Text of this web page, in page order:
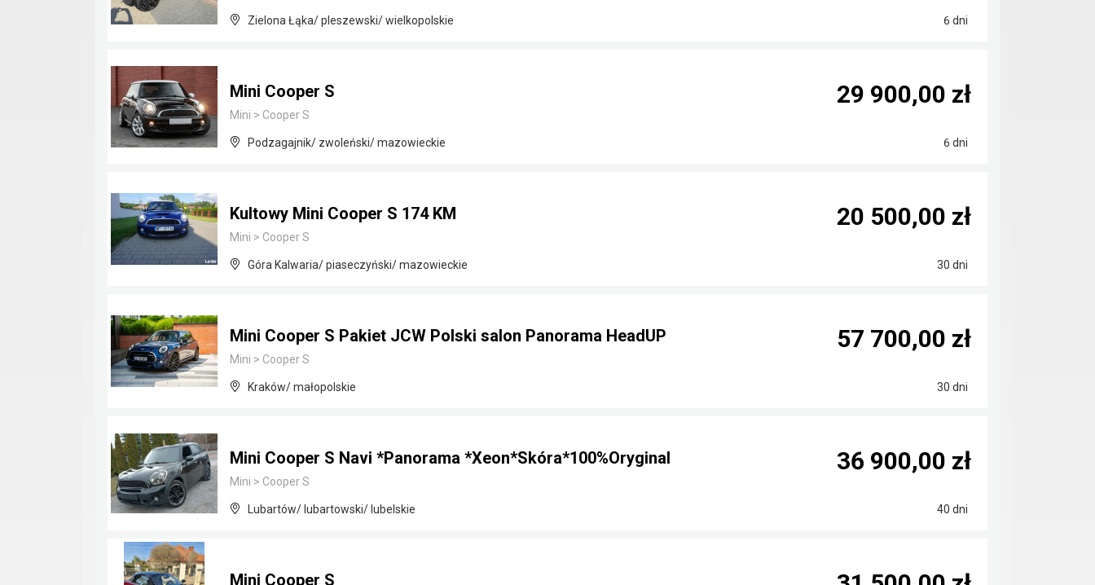
Zielona Łąka/ pleszewski/ wielkopolskie 6 dni
Mini Cooper S
Mini > Cooper S
Podzagajnik/ zwoleński/ mazowieckie 6 dni
29 900,00 zł
Kultowy Mini Cooper S 174 KM
Mini > Cooper S
Góra Kalwaria/ piaseczyński/ mazowieckie 30 dni
20 500,00 zł
Mini Cooper S Pakiet JCW Polski salon Panorama HeadUP
Mini > Cooper S
Kraków/ małopolskie 30 dni
57 700,00 zł
Mini Cooper S Navi *Panorama *Xeon*Skóra*100%Oryginal
Mini > Cooper S
Lubartów/ lubartowski/ lubelskie 40 dni
36 900,00 zł
Mini Cooper S